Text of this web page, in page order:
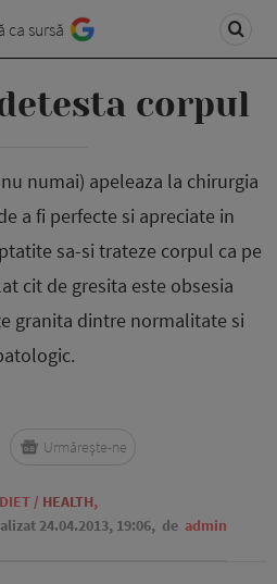
ca sursă
corpul
numai) apeleaza la chirurgia
a fi perfecte si apreciate in
sa-si trateze corpul ca pe
cit de gresita este obsesia
granita dintre normalitate si
/ HEALTH,
24.04.2013, 19:06, de admin
Urmărește-ne